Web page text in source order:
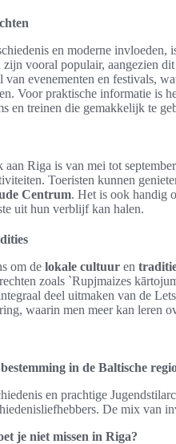
en moderne invloeden,
vooral populair, aangezien
van evenementen en festivals,
Voor praktische informatie is
en treinen die gemakkelijk te
aan Riga is van mei tot
Toeristen kunnen
Centrum. Het is ook handig
uit hun verblijf kan halen.
om de lokale cultuur en
zoals `Rupjmaizes
deel uitmaken van de
waarin men meer kan leren
in de Baltische
en prachtige
De mix van
je niet missen in Riga?